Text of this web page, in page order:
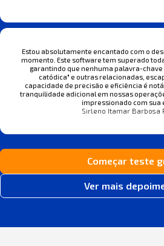
Estou absolutamente encantado com o
momento. Este software tem superado
garantindo que nenhuma palavra-
catódica" e outras relacionadas,
capacidade de precisão e eficiência é
tranquilidade adicional em nossas
impressionado com sua
Sirleno Itamar Barbosa
Começar teste
Ver mais